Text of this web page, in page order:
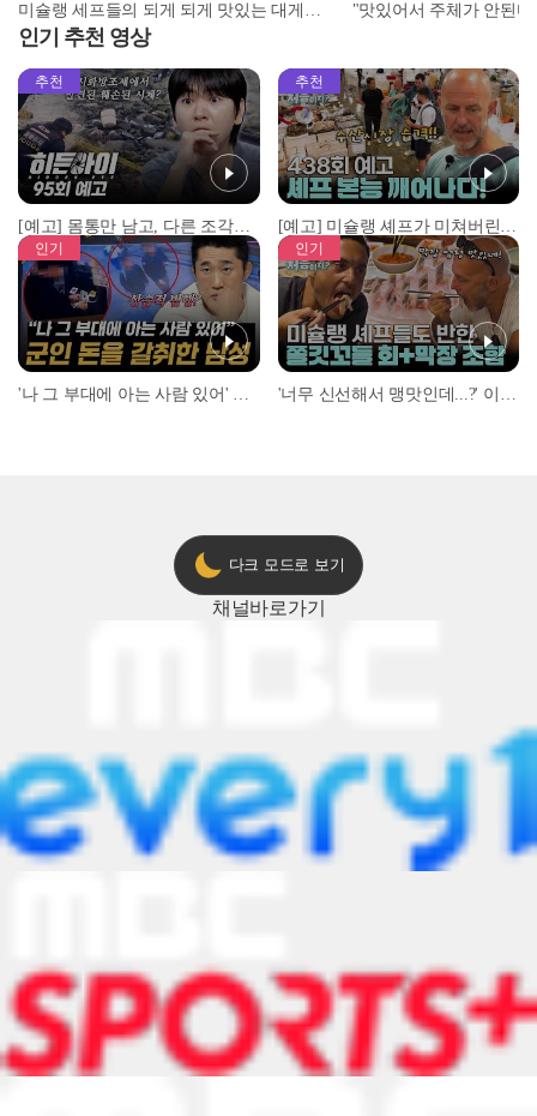
미슐랭 세프들의 되게 되게 맛있는 대게찜 먹방? l K-츄베릅 모음 l #어서와한국은처음이지 l #MBCevery1 l #shorts l #대게먹방
인기 추천 영상
추천
[예고] 몸통만 남고, 다른 조각은 어디에..? 시화호에서 드러난 충격적인 토막 살인사건!
추천
[예고] 미슐랭 셰프가 미쳐버린 이유! 본능이 깨어난 사건은?
인기 인기
다크 모드로 보기
채널바로가기